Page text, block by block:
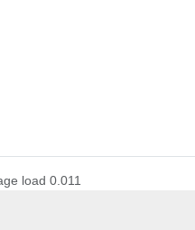
load 0.011